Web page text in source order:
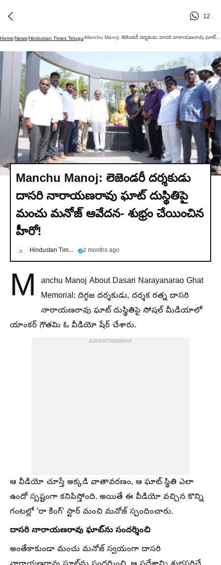
12
Home/News/Hindustan Times Telugu/
Manchu Manoj: లెజెండరీ దర్శకుడు
దాసరి నారాయణరావు ఘాట్ దుస్థితిపై
మంచు మనోజ్ ఆవేదన- శుభ్రం చేయించిన
హీరో!
Hindustan Times Telugu 2 months ago
M
anchu Manoj About Dasari Narayanarao Ghat
Memorial: దిగ్గజ దర్శకుడు, దర్శక రత్న దాసరి
నారాయణరావు ఘాట్ దుస్థితిపై సోషల్ మీడియాలో
యాంకర్ గౌతమి ఓ వీడియో షేర్ చేశారు.
ADVERTISEMENT
ఆ వీడియో చూస్తే అక్కడి వాతావరణం, ఆ ఘాట్ స్థితి ఎలా
ఉందో స్పష్టంగా కనిపిస్తోంది. అయితే ఈ వీడియో వచ్చిన కొన్ని
గంటల్లో 'రా కింగ్' స్టార్ మంచి మనోజ్ స్పందించారు.
దాసరి నారాయణరావు ఘాట్‌ను సందర్శించి
అంతేకాకుండా మంచు మనోజ్ స్వయంగా దాసరి